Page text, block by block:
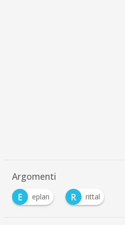
Argomenti
E
eplan R rittal